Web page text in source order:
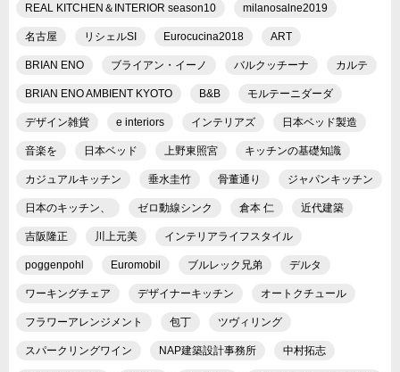
REAL KITCHEN＆INTERIOR season10 milanosalne2019
名古屋 リシェルSI Eurocucina2018 ART
BRIAN ENO ブライアン・イーノ バルクッチーナ カルテ
BRIAN ENO AMBIENT KYOTO B&B モルテーニダーダ
デザイン雑貨 e interiors インテリアズ 日本ベッド製造
音楽を 日本ベッド 上野東照宮 キッチンの基礎知識
カジュアルキッチン 垂水圭竹 骨董通り ジャパンキッチン
日本のキッチン、 ゼロ動線シンク 倉本 仁 近代建築
吉阪隆正 川上元美 インテリアライフスタイル
poggenpohl Euromobil ブルレック兄弟 デルタ
ワーキングチェア デザイナーキッチン オートクチュール
フラワーアレンジメント 包丁 ツヴィリング
スパークリングワイン NAP建築設計事務所 中村拓志